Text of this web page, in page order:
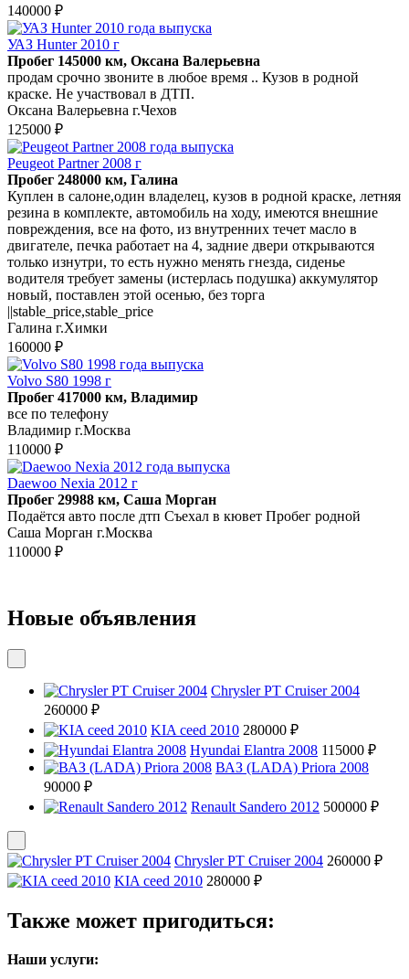
140000 ₽
УАЗ Hunter 2010 г
Пробег 145000 км, Оксана Валерьевна
продам срочно звоните в любое время .. Кузов в родной
краске. Не участвовал в ДТП.
Оксана Валерьевна г.Чехов
125000 ₽
Peugeot Partner 2008 г
Пробег 248000 км, Галина
Куплен в салоне,один владелец, кузов в родной краске, летняя
резина в комплекте, автомобиль на ходу, имеются внешние
повреждения, все на фото, из внутренних течет масло в
двигателе, печка работает на 4, задние двери открываются
только изнутри, то есть нужно менять гнезда, сиденье
водителя требует замены (истерлась подушка) аккумулятор
новый, поставлен этой осенью, без торга
||stable_price,stable_price
Галина г.Химки
160000 ₽
Volvo S80 1998 г
Пробег 417000 км, Владимир
все по телефону
Владимир г.Москва
110000 ₽
Daewoo Nexia 2012 г
Пробег 29988 км, Саша Морган
Подаётся авто после дтп Съехал в кювет Пробег родной
Саша Морган г.Москва
110000 ₽
Новые объявления
Chrysler PT Cruiser 2004
260000 ₽
KIA ceed 2010 280000 ₽
Hyundai Elantra 2008 115000 ₽
ВАЗ (LADA) Priora 2008
90000 ₽
Renault Sandero 2012 500000 ₽
Chrysler PT Cruiser 2004 260000 ₽
KIA ceed 2010 280000 ₽
Также может пригодиться:
Наши услуги: